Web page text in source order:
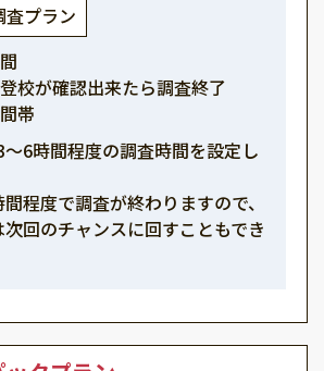
査プラン
校が確認出来たら調査終了
帯
6時間程度の調査時間を設定し
程度で調査が終わりますので、
回のチャンスに回すこともでき